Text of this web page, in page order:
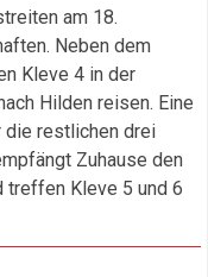
am 18.
Neben dem
Kleve 4 in der
Hilden reisen. Eine
die restlichen drei
Zuhause den
treffen Kleve 5 und 6